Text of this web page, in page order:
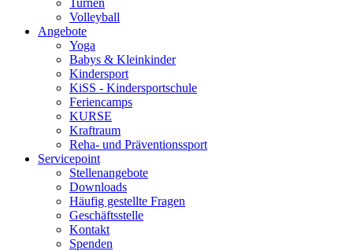
Turnen
Volleyball
Angebote
Yoga
Babys & Kleinkinder
Kindersport
KiSS - Kindersportschule
Feriencamps
KURSE
Kraftraum
Reha- und Präventionssport
Servicepoint
Stellenangebote
Downloads
Häufig gestellte Fragen
Geschäftsstelle
Kontakt
Spenden